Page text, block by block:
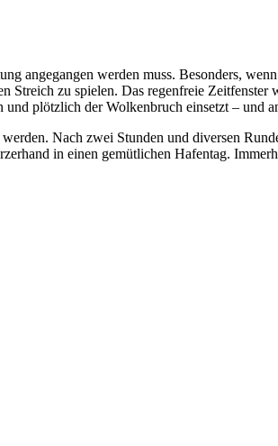
angegangen werden muss. Besonders,
Streich zu spielen. Das regenfreie
plötzlich der Wolkenbruch einsetzt – und
Nach zwei Stunden und diversen
in einen gemütlichen Hafentag.